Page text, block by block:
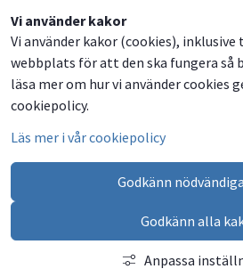
Vi använder kakor
Vi använder kakor (cookies),
webbplats för att den ska fungera så
läsa mer om hur vi använder cookies
cookiepolicy.
Läs mer i vår cookiepolicy
Godkänn
Godkänn alla
Anpassa
Dela
på
Facebook
Dela
på
Twitter
Dela
på
LinkedIn
Dela
via
email